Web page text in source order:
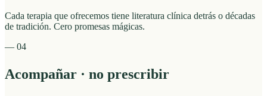
Cada terapia que ofrecemos tiene literatura clínica detrás o décadas
de tradición. Cero promesas mágicas.
— 04
Acompañar · no prescribir